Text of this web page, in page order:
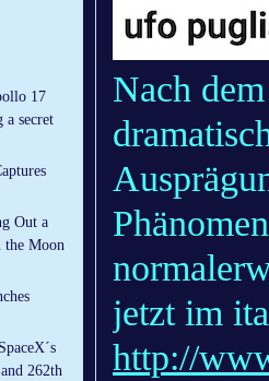
17
a secret
Out a
the Moon
262th
Nach
jetzt im
http://